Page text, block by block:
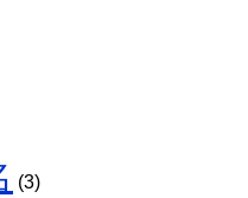
(3)